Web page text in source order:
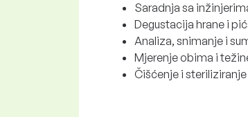
Saradnja sa
Degustacija hrane i
Analiza, snimanje i
Mjerenje obima i
Čišćenje i